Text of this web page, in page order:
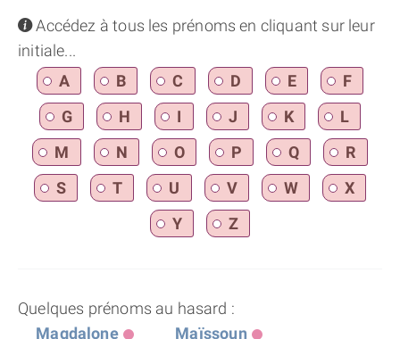
infoAccédez à tous les prénoms en cliquant sur leur
initiale...
A
B C D E
F
G
H I J K
L
M
N O P Q
R
S
T U V W
X
Y
Z
Quelques prénoms au hasard :
Magdalone
Maïssoun